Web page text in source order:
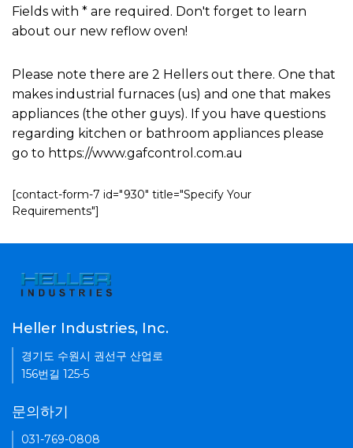
Fields with * are required. Don't forget to learn
about our new reflow oven!
Please note there are 2 Hellers out there. One that
makes industrial furnaces (us) and one that makes
appliances (the other guys). If you have questions
regarding kitchen or bathroom appliances please
go to https://www.gafcontrol.com.au
[contact-form-7 id="930" title="Specify Your
Requirements"]
Heller Industries, Inc.
경기도 수원시 권선구 산업로
156번길 125-5
문의하기
031-769-0808